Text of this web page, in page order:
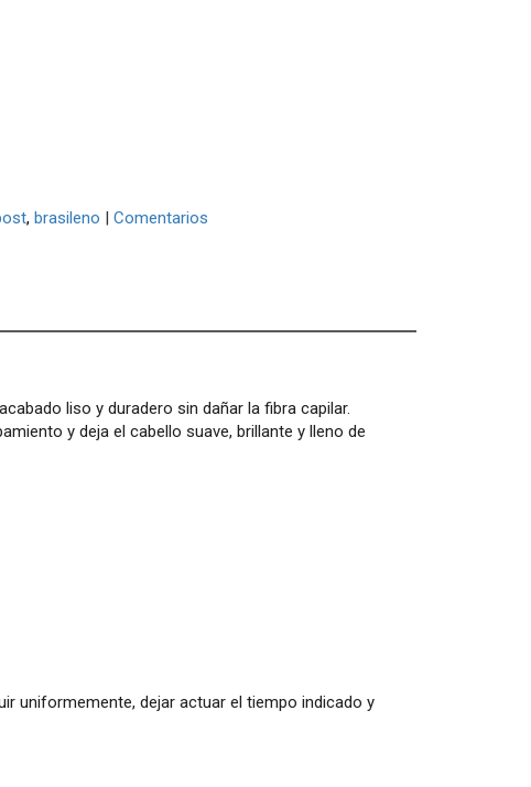
brasileno Comentarios
liso y duradero sin dañar la fibra capilar.
y deja el cabello suave, brillante y lleno de
uniformemente, dejar actuar el tiempo indicado y